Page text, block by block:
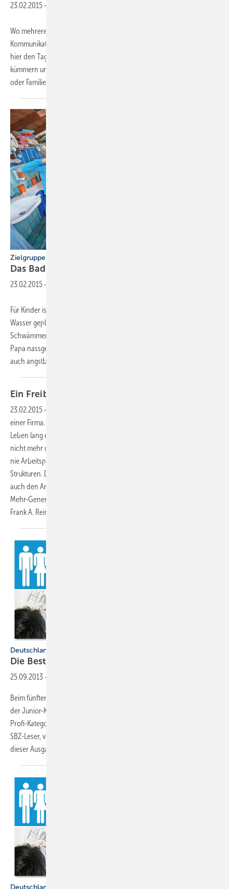
23.02.2015 -
Wo mehrere Menschen zusammenleben, wird das Bad zum Ort der
Kommunikation – erst recht, wenn es mehrere Generationen sind, die
hier den Tag beginnen, Rituale erlernen und leben, sich umeinander
kümmern und sich arrangieren müssen. Das sind in der Regel Paare
oder Familien mit Kindern, aber
Zielgruppe Kids
Das Bad als Abenteuer- und
23.02.2015 -
Für Kinder ist das Badezimmer im Idealfall ein Spaßraum, in dem mit
Wasser geplanscht und mit Gummitieren, Fläschchen und
Schwämmen herumgealbert wird, wo Mama einen abrubbelt und
Papa nassgespritzt wird. Oft genug ist das Badezimmer für Kinder aber
auch angstbehaftet, etwa aus Scheu vor
Ein Freibad für jede
23.02.2015 -
einer Firma. Ein Leben lang in einer Stadt, in einer Wohnung. Ein
Leben lang ein Bad. Dieses klassische Bad-Konzept entspricht heute
nicht mehr der Lebenswirklichkeit. Wir wechseln so häufig wie noch
nie Arbeitsplatz, Beruf, Wohnung, soziale Netzwerke, ja sogar familiäre
Strukturen. Deshalb brauchen wir mehr anpassungsfähige Bäder, die
auch den Anforderungen von Alleinstehenden, Patchwork-Familien,
Mehr-Generationen-Modellen und Senioren-WGs gerecht werden.
Frank A. Reinhardt
Deutschlands beste Badplaner (Teil 5/6)
Die Besten der
25.09.2013 -
Beim fünften SBZ-Kreativ-Wettbewerb platzierten sich Patrick Weiß in
der Junior-Kategorie Handwerk/Badstudio und Gisela Peikert in der
Profi-Kategorie Großhandel mit ihrer Planung. Profitieren Sie, liebe
SBZ-Leser, von den Ideen und Planungen Ihrer Kollegen, die wir in
dieser Ausgabe vorstellen.
Deutschlands beste Badplaner (Teil 3)